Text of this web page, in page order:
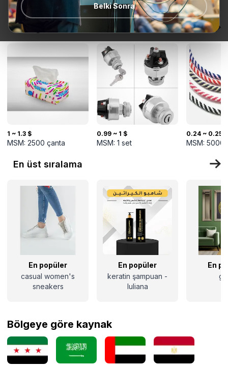
Belki Sonra
Yeni gelenler
1 ~ 1.3 $
MSM: 2500 çanta
0.99 ~ 1 $
MSM: 1 set
0.24 ~ 0.25 $
MSM: 5000
En üst sıralama
En popüler
casual women's
sneakers
En popüler
keratin şampuan -
luliana
En
Bölgeye göre kaynak